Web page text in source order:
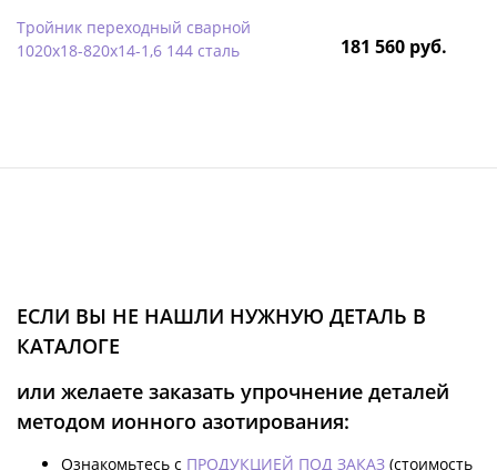
Тройник переходный сварной
1020х18-820х14-1,6 144 сталь
181 560 руб.
ЕСЛИ ВЫ НЕ НАШЛИ НУЖНУЮ ДЕТАЛЬ В
КАТАЛОГЕ
или желаете заказать упрочнение деталей
методом ионного азотирования:
Ознакомьтесь с ПРОДУКЦИЕЙ ПОД ЗАКАЗ (стоимость